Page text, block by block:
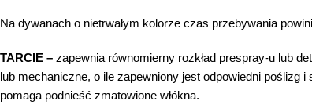
Na dywanach o nietrwałym kolorze czas przebywania
TARCIE – zapewnia równomierny rozkład prespray-u lub
lub mechaniczne, o ile zapewniony jest odpowiedni poślizg
pomaga podnieść zmatowione włókna.